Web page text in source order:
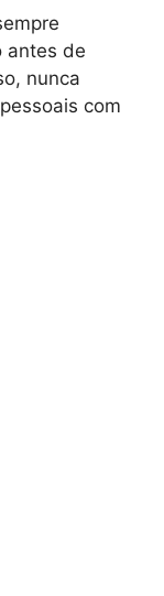
antes de
nunca
com